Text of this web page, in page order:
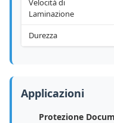
Velocità di
Laminazione
Durezza
Applicazioni
Protezione